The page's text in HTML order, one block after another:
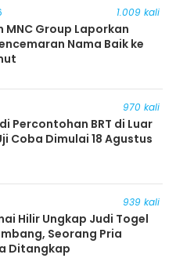
1.009 kali
MNC Group Laporkan
Nama Baik ke
970 kali
Percontohan BRT di Luar
Coba Dimulai 18 Agustus
939 kali
Hilir Ungkap Judi Togel
Seorang Pria
Ditangkap